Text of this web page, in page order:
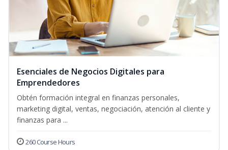
Esenciales de Negocios Digitales para
Emprendedores
Obtén formación integral en finanzas personales,
marketing digital, ventas, negociación, atención al cliente y
finanzas para ...
260 Course Hours